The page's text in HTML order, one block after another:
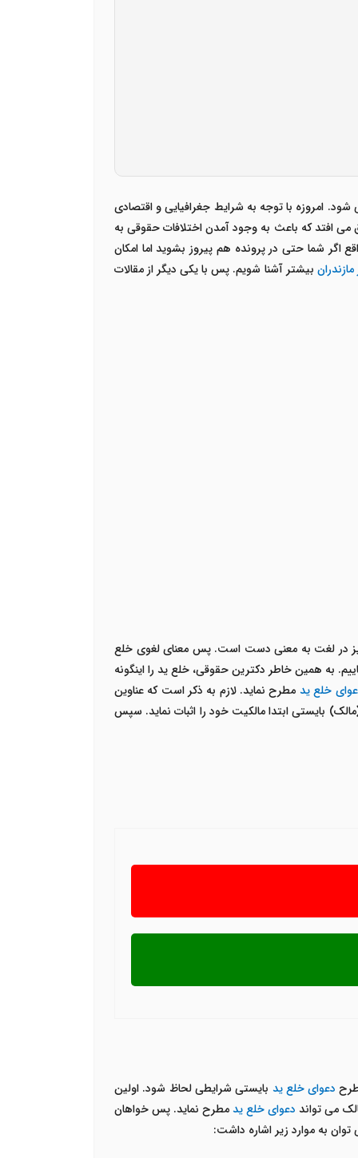
امروزه با توجه به شرایط جغرافیایی و اقتصادی
می افتد که باعث به وجود آمدن اختلافات حقوقی به
شما حتی در پرونده هم پیروز بشوید اما امکان
مازندران بیشتر آشنا شویم. پس با یکی دیگر از مقالات
در لغت به معنی دست است. پس معنای لغوی خلع
به همین خاطر دکترین حقوقی، خلع ید را اینگونه
خلع ید مطرح نماید. لازم به ذکر است که عناوین
بایستی ابتدا مالکیت خود را اثبات نماید. سپس
دعوای خلع ید بایستی شرایطی لحاظ شود. اولین
می تواند دعوای خلع یدمطرح نماید. پس خواهان
به موارد زیر اشاره داشت: